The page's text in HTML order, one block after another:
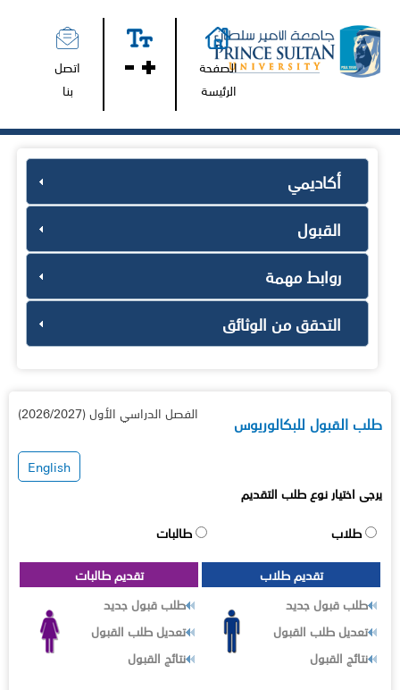
الصفحة
الرئيسة
اتصل
بنا
أكاديمي
القبول
روابط مهمة
التحقق من الوثائق
طلب القبول للبكالوريوس الفصل الدراسي الأول (2026/2027)
English
يرجى اختيار نوع طلب التقديم
طلاب
طالبات
تقديم طلاب
طلب قبول جديد
تعديل طلب القبول
نتائج القبول
تقديم طالبات
طلب قبول جديد
تعديل طلب القبول
نتائج القبول